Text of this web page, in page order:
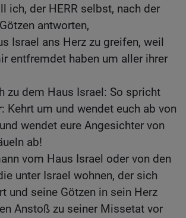
ich, der HERR selbst, nach der
antworten,
Israel ans Herz zu greifen, weil
entfremdet haben um aller ihrer
zu dem Haus Israel: So spricht
Kehrt um und wendet euch ab von
wendet eure Angesichter von
ab!
vom Haus Israel oder von den
unter Israel wohnen, der sich
und seine Götzen in sein Herz
Anstoß zu seiner Missetat vor